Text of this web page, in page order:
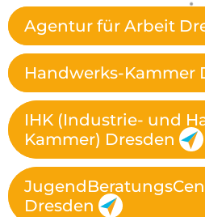
Agentur für Arbeit
Handwerks-Kammer
IHK (Industrie- und
Kammer) Dresden
Dresden